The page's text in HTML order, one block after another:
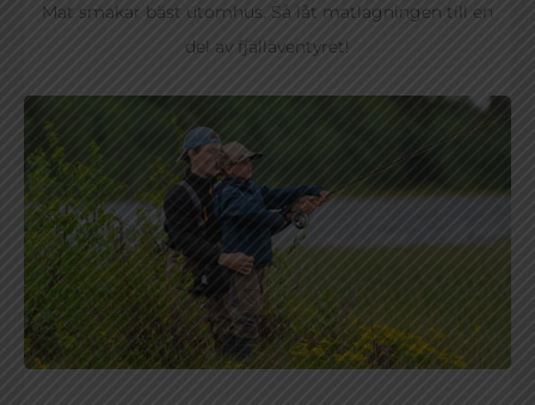
Mat smakar bäst utomhus. Så låt matlagningen till en
del av fjälläventyret!